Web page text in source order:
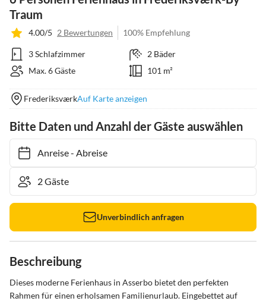
Traum
4.00/5 2 Bewertungen 100% Empfehlung
3 Schlafzimmer
2 Bäder
Max. 6 Gäste
101 m²
FrederiksværkAuf Karte anzeigen
Bitte Daten und Anzahl der Gäste auswählen
Anreise- Abreise
Unverbindlich anfragen
Beschreibung
Dieses moderne Ferienhaus in Asserbo bietet den perfekten
Rahmen für einen erholsamen Familienurlaub. Eingebettet auf